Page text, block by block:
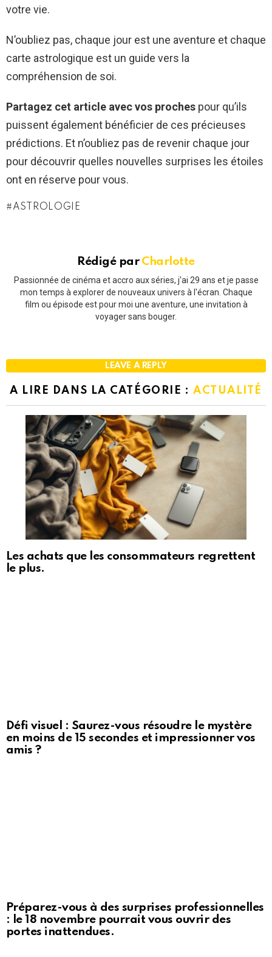
votre vie.
N’oubliez pas, chaque jour est une aventure et chaque
carte astrologique est un guide vers la
compréhension de soi.
Partagez cet article avec vos proches pour qu’ils
puissent également bénéficier de ces précieuses
prédictions. Et n’oubliez pas de revenir chaque jour
pour découvrir quelles nouvelles surprises les étoiles
ont en réserve pour vous.
ASTROLOGIE
Rédigé par Charlotte
Passionnée de cinéma et accro aux séries, j'ai 29 ans et je passe
mon temps à explorer de nouveaux univers à l'écran. Chaque
film ou épisode est pour moi une aventure, une invitation à
voyager sans bouger.
LEAVE A REPLY
A LIRE DANS LA CATÉGORIE : ACTUALITÉ
Les achats que les consommateurs regrettent
le plus.
Défi visuel : Saurez-vous résoudre le mystère
en moins de 15 secondes et impressionner vos
amis ?
Préparez-vous à des surprises professionnelles
: le 18 novembre pourrait vous ouvrir des
portes inattendues.